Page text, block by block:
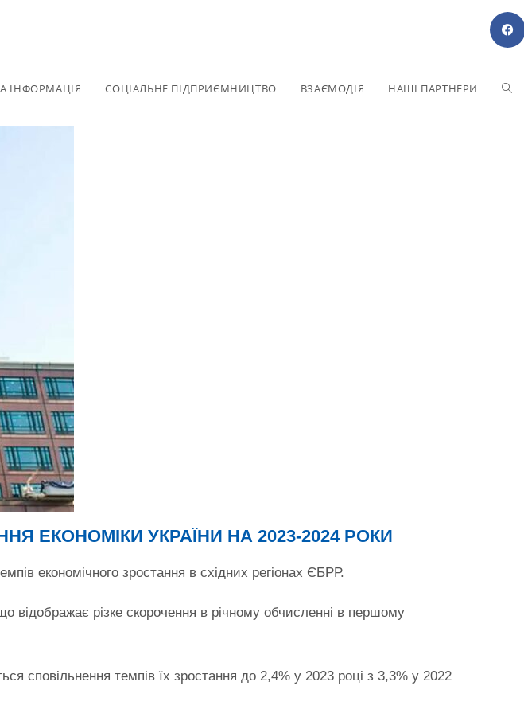
ІНФОРМАЦІЯ СОЦІАЛЬНЕ ПІДПРИЄМНИЦТВО ВЗАЄМОДІЯ НАШІ ПАРТНЕРИ
ЕКОНОМІКИ УКРАЇНИ НА 2023-2024 РОКИ
економічного зростання в східних регіонах ЄБРР.
відображає різке скорочення в річному обчисленні в першому
сповільнення темпів їх зростання до 2,4% у 2023 році з 3,3% у 2022